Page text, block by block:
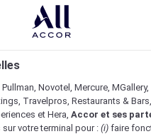
Novotel, Mercure,
Travelpros, Restaurants &
et Hera, Accor et ses
votre terminal pour :(i) faire